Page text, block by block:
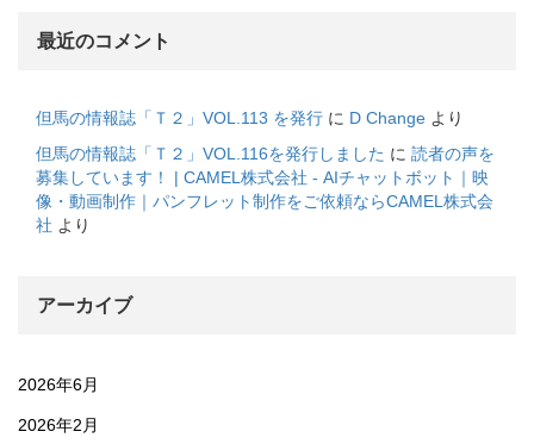
最近のコメント
但馬の情報誌「Ｔ２」VOL.113 を発行 に D Change より
但馬の情報誌「Ｔ２」VOL.116を発行しました に 読者の声を
募集しています！ | CAMEL株式会社 - AIチャットボット｜映
像・動画制作｜パンフレット制作をご依頼ならCAMEL株式会
社 より
アーカイブ
2026年6月
2026年2月